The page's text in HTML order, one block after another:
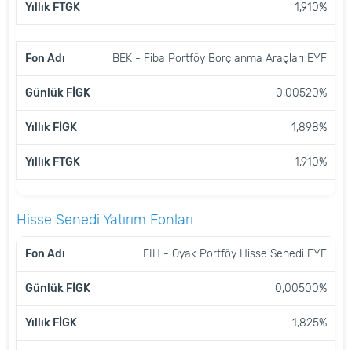
1,910%
BEK - Fiba Portföy Borçlanma Araçları EYF
0,00520%
1,898%
1,910%
Hisse Senedi Yatırım Fonları
FON
GÜNLÜK
YILLIK
YILLIK
EIH - Oyak Portföy Hisse Senedi EYF
0,00500%
1,825%